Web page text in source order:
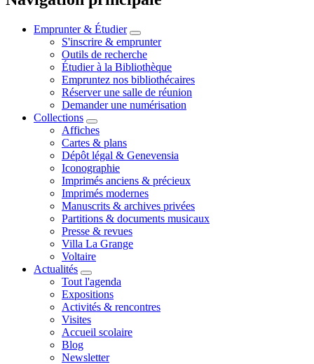
Emprunter & Étudier
S'inscrire & emprunter
Outils de recherche
Étudier à la Bibliothèque
Empruntez nos bibliothécaires
Réserver une salle de réunion
Demander une numérisation
Collections
Affiches
Cartes & plans
Dépôt légal & Genevensia
Iconographie
Imprimés anciens & précieux
Imprimés modernes
Manuscrits & archives privées
Partitions & documents musicaux
Presse & revues
Villa La Grange
Voltaire
Actualités
Tout l'agenda
Expositions
Activités & rencontres
Visites
Accueil scolaire
Blog
Newsletter